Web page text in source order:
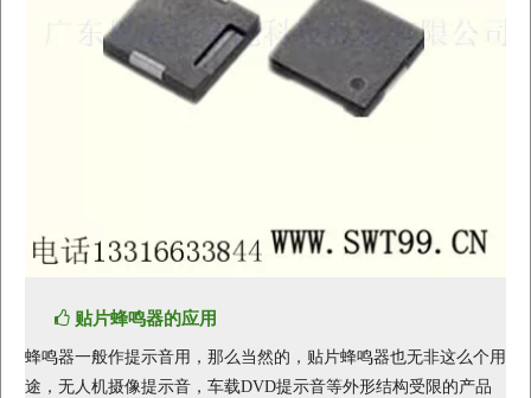
贴片蜂鸣器的应用
蜂鸣器一般作提示音用，那么当然的，贴片蜂鸣器也无非这么个用
途，无人机摄像提示音，车载DVD提示音等外形结构受限的产品